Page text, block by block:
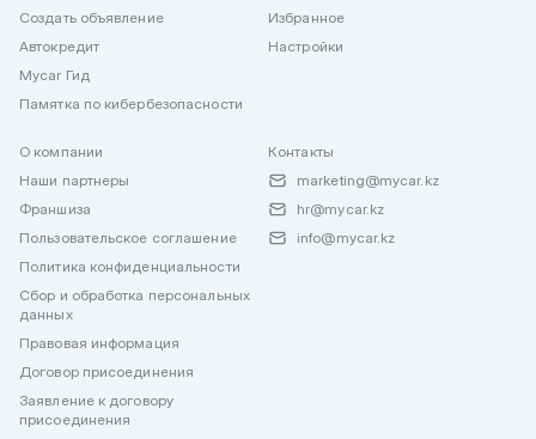
Создать объявление
Автокредит
Mycar Гид
Памятка по кибербезопасности
Избранное
Настройки
О компании
Наши партнеры
Франшиза
Пользовательское соглашение
Политика конфиденциальности
Сбор и обработка персональных
данных
Правовая информация
Договор присоединения
Заявление к договору
присоединения
Контакты
marketing@mycar.kz
hr@mycar.kz
info@mycar.kz